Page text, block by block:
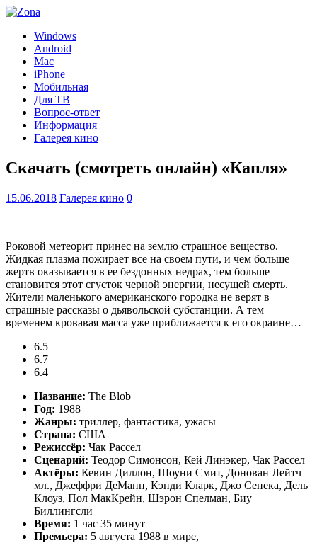
Windows
Android
Mac
iPhone
Мобильная
Для ТВ
Вопрос-ответ
Информация
Галерея кино
Скачать (смотреть онлайн) «Капля»
15.06.2018 Галерея кино 0
Роковой метеорит принес на землю страшное вещество.
Жидкая плазма пожирает все на своем пути, и чем больше
жертв оказывается в ее бездонных недрах, тем больше
становится этот сгусток черной энергии, несущей смерть.
Жители маленького американского городка не верят в
страшные рассказы о дьявольской субстанции. А тем
временем кровавая масса уже приближается к его окраине…
6.5
6.7
6.4
Название: The Blob
Год: 1988
Жанры: триллер, фантастика, ужасы
Страна: США
Режиссёр: Чак Рассел
Сценарий: Теодор Симонсон, Кей Линэкер, Чак Рассел
Актёры: Кевин Диллон, Шоуни Смит, Донован Лейтч
мл., Джеффри ДеМанн, Кэнди Кларк, Джо Сенека, Дель
Клоуз, Пол МакКрейн, Шэрон Спелман, Биу
Биллингсли
Время: 1 час 35 минут
Премьера: 5 августа 1988 в мире,